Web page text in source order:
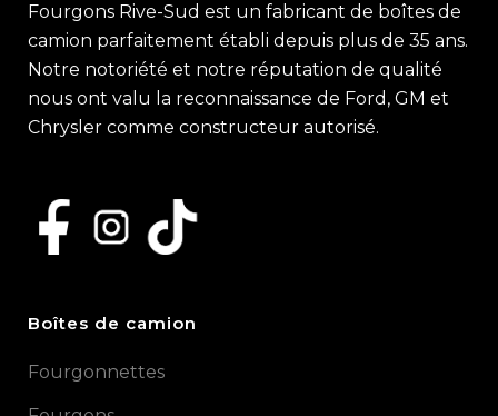
Fourgons Rive-Sud est un fabricant de boîtes de
camion parfaitement établi depuis plus de 35 ans.
Notre notoriété et notre réputation de qualité
nous ont valu la reconnaissance de Ford, GM et
Chrysler comme constructeur autorisé.
Boîtes de camion
Fourgonnettes